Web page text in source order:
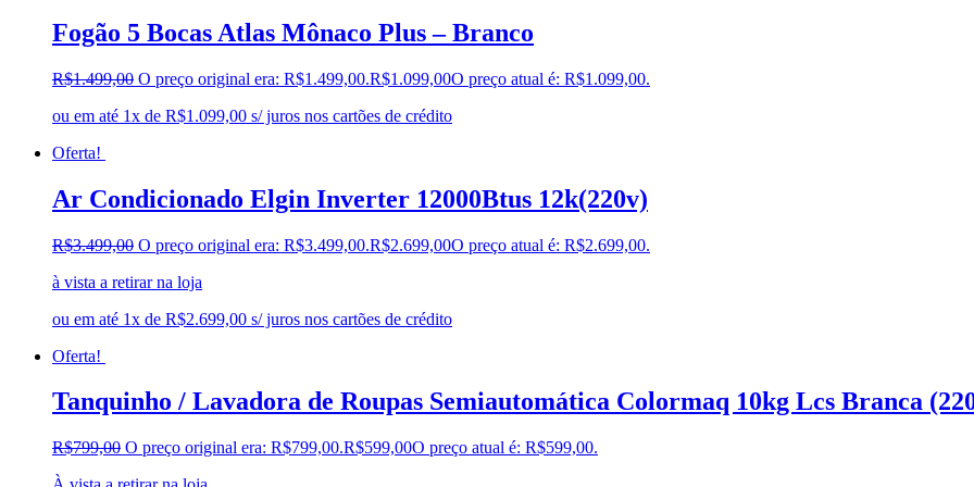
Fogão 5 Bocas Atlas Mônaco Plus – Branco
R$1.499,00 O preço original era: R$1.499,00.R$1.099,00O preço atual é: R$1.099,00.
ou em até 1x de R$1.099,00 s/ juros nos cartões de crédito
Oferta!
Ar Condicionado Elgin Inverter 12000Btus 12k(220v)
R$3.499,00 O preço original era: R$3.499,00.R$2.699,00O preço atual é: R$2.699,00.
à vista a retirar na loja
ou em até 1x de R$2.699,00 s/ juros nos cartões de crédito
Oferta!
Tanquinho / Lavadora de Roupas Semiautomática Colormaq 10kg Lcs Branca
R$799,00 O preço original era: R$799,00.R$599,00O preço atual é: R$599,00.